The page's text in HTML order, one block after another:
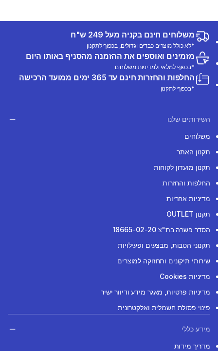
משלוחים חינם בקניה מעל 249 ש"ח
*לא כולל מוצרים כבדים וגדולים, בכפוף לתקנון
מזמינים ואוספים את ההזמנה מהסניף באותו היום
*בכפוף למלאי ולמדיניות משלוחים
החלפות והחזרות חינם עד 365 ימים ממועד הרכישה
*בכפוף לתקנון
השירותים שלנו
משלוחים
תקנון האתר
תקנון מועדון לקוחות
החלפות והחזרות
מדיניות אחריות
תקנון OUTLET
הסדר פשרה בת"צ 18665-02-20
תקנוני הטבות, מבצעים ופעילויות
שירותי תיקונים ותחזוקה למוצרים
מדיניות Cookies
מדיניות פרטיות, מאגר מידע ודיוור ישיר
פינוי פסולת חשמלית ואלקטרונית
מידע כללי
מדריך מידות